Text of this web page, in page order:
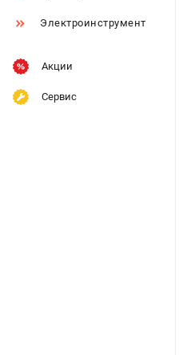
Электроинструмент
Акции
Сервис